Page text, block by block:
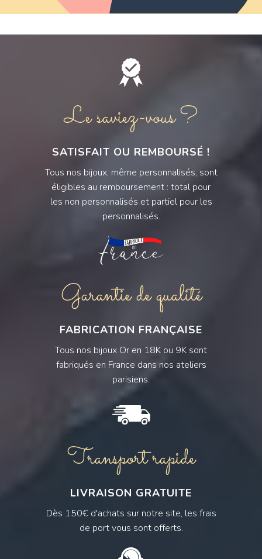
Le saviez-vous ?
SATISFAIT OU REMBOURSÉ !
Tous nos bijoux, même personnalisés, sont
éligibles au remboursement : total pour
les non personnalisés et partiel pour les
personnalisés.
Garantie de qualité
FABRICATION FRANÇAISE
Tous nos bijoux Or en 18K ou 9K sont
fabriqués en France dans nos ateliers
parisiens.
Transport rapide
LIVRAISON GRATUITE
Dès 150€ d'achats sur notre site, les frais
de port vous sont offerts.